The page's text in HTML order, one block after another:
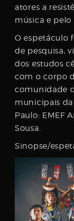
atores a
música e
O espetáculo
de pesquisa,
dos estudos
com o corpo
comunidade
municipais
Paulo: EMEF
Sousa.
Sinopse/